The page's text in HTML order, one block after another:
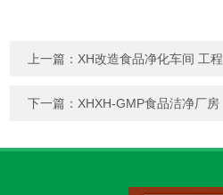
上一篇：XH改造食品净化车间 工程
下一篇：XHXH-GMP食品洁净厂房